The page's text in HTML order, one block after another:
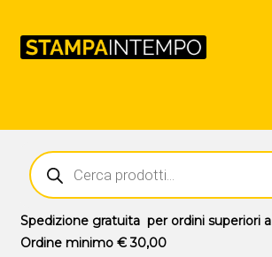
Outlet
Prodotti
Novità
Ricerca
prodotti
Spedizione gratuitaper ordini superiori a
Ordine minimo € 30,00